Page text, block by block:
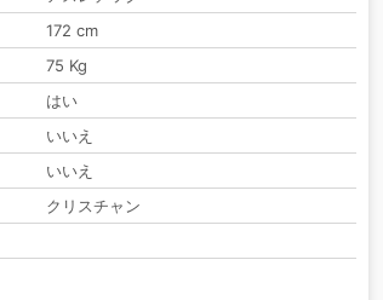
172 cm
75 Kg
はい
いいえ
いいえ
クリスチャン